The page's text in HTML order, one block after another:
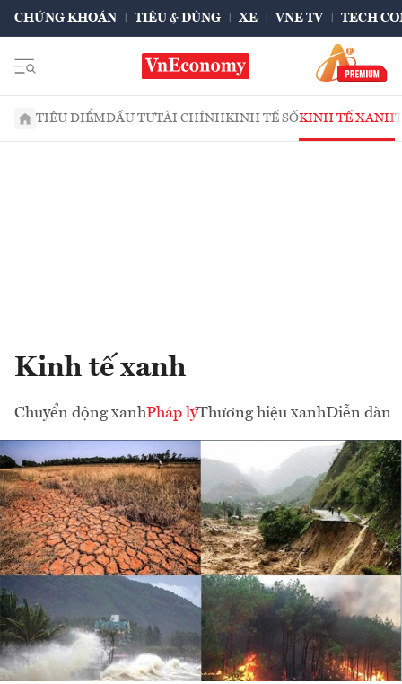
CHỨNG KHOÁN TIÊU & DÙNG XE VNE TV TECH
TIÊU ĐIỂMĐẦU TƯTÀI CHÍNHKINH TẾ SỐKINH TẾ XANH
Kinh tế xanh
Chuyển động xanhPháp lýThương hiệu xanhDiễn đàn